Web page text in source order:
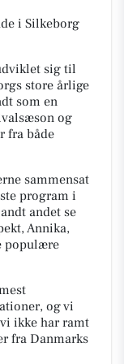
i Silkeborg
sig til
store årlige
som en
og
fra både
sammensat
program i
andet se
Annika,
populære
og vi
ikke har ramt
fra Danmarks